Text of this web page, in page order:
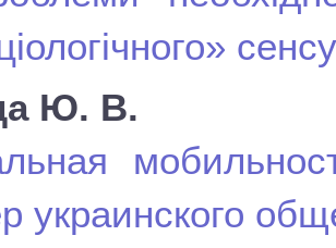
Ю. В.
украинского